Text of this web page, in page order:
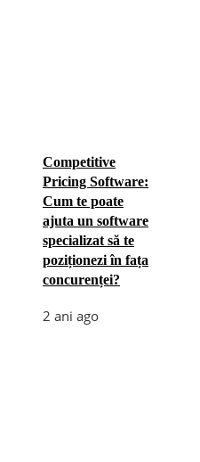
Competitive
Pricing Software:
Cum te poate
ajuta un software
specializat să te
poziționezi în fața
concurenței?
2 ani ago